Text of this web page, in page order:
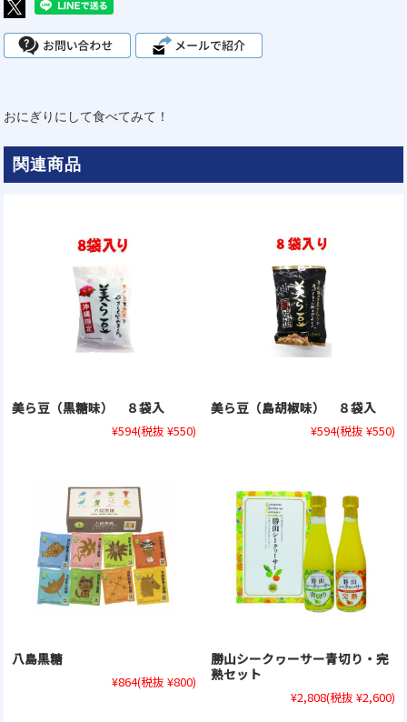
おにぎりにして食べてみて！
関連商品
美ら豆（黒糖味） ８袋入
¥594(税抜 ¥550)
美ら豆（島胡椒味） ８袋入
¥594(税抜 ¥550)
八島黒糖
¥864(税抜 ¥800)
勝山シークヮーサー青切り・完
熟セット
¥2,808(税抜 ¥2,600)